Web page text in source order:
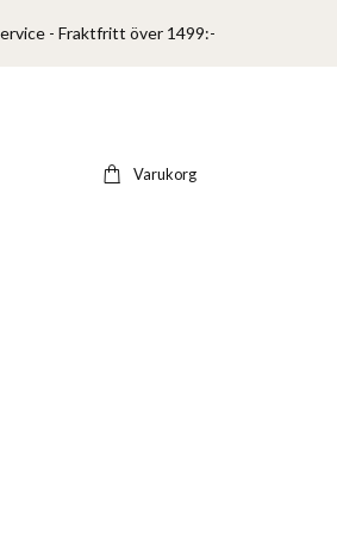
- Fraktfritt över 1499:-
Varukorg